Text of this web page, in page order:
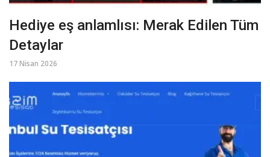
Hediye eş anlamlısı: Merak Edilen Tüm
Detaylar
17 Nisan 2026